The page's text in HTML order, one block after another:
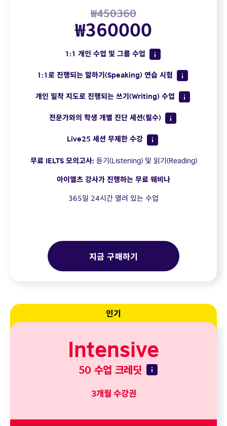
₩450360
₩360000
1:1 개인 수업 및 그룹 수업
1:1로 진행되는 말하기(Speaking) 연습 시험
개인 밀착 지도로 진행되는 쓰기(Writing) 수업
전문가와의 학생 개별 진단 세션(필수)
Live25 세션 무제한 수강
무료 IELTS 모의고사: 듣기(Listening) 및 읽기(Reading)
아이엘츠 강사가 진행하는 무료 웨비나
365일 24시간 열려 있는 수업
지금 구매하기
Intensive
인기
50 수업 크레딧
3개월 수강권